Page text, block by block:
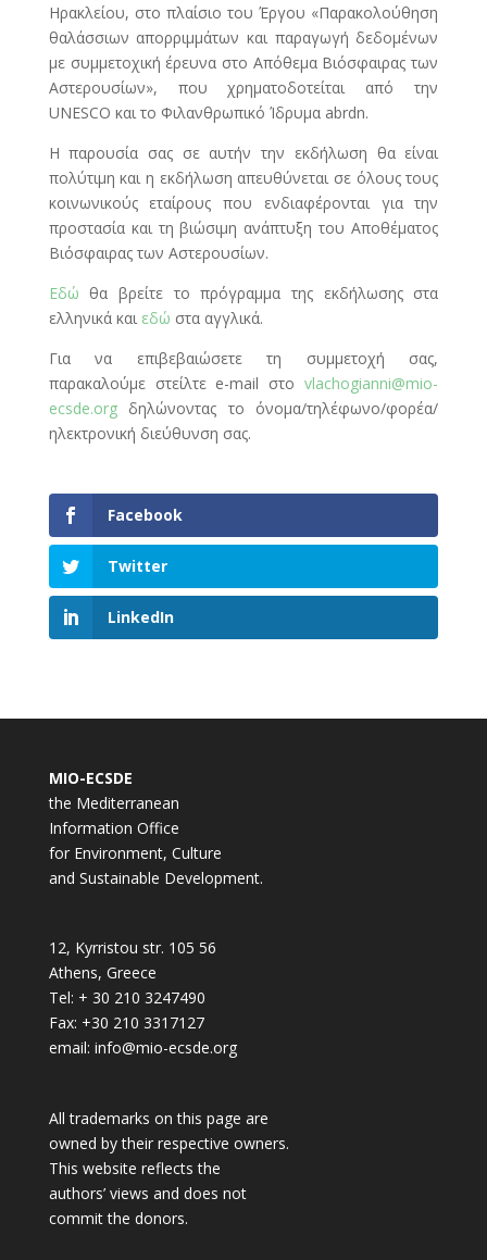
Ηρακλείου, στο πλαίσιο του Έργου «Παρακολούθηση
θαλάσσιων απορριμμάτων και παραγωγή δεδομένων
με συμμετοχική έρευνα στο Απόθεμα Βιόσφαιρας των
Αστερουσίων», που χρηματοδοτείται από την
UNESCO και το Φιλανθρωπικό Ίδρυμα abrdn.
Η παρουσία σας σε αυτήν την εκδήλωση θα είναι
πολύτιμη και η εκδήλωση απευθύνεται σε όλους τους
κοινωνικούς εταίρους που ενδιαφέρονται για την
προστασία και τη βιώσιμη ανάπτυξη του Αποθέματος
Βιόσφαιρας των Αστερουσίων.
Εδώ θα βρείτε το πρόγραμμα της εκδήλωσης στα
ελληνικά και εδώ στα αγγλικά.
Για να επιβεβαιώσετε τη συμμετοχή σας,
παρακαλούμε στείλτε e-mail στοvlachogianni@mio-
ecsde.orgδηλώνοντας το όνομα/τηλέφωνο/φορέα/
ηλεκτρονική διεύθυνση σας.
Facebook
Twitter
LinkedIn
MIO-ECSDE
the Mediterranean
Information Office
for Environment, Culture
and Sustainable Development.
12, Kyrristou str. 105 56
Athens, Greece
Tel: + 30 210 3247490
Fax: +30 210 3317127
email: info@mio-ecsde.org
All trademarks on this page are
owned by their respective owners.
This website reflects the
authors’ views and does not
commit the donors.